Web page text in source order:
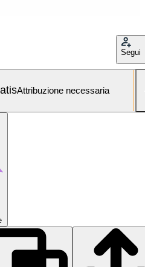
Segui
Attribuzione necessaria